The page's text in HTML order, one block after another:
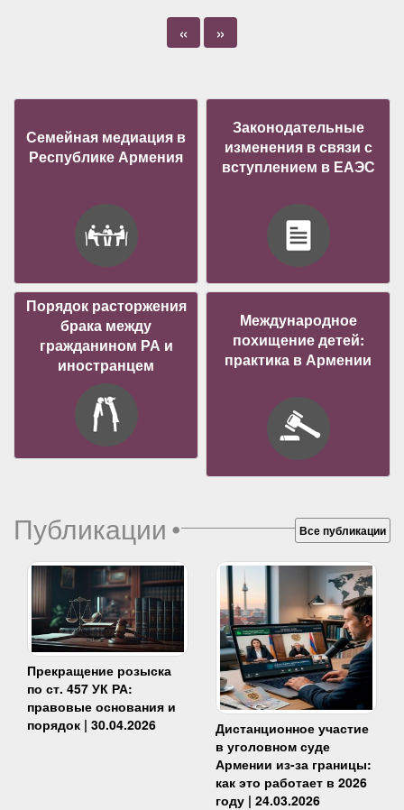
« »
Семейная медиация в
Республике Армения
Законодательные
изменения в связи с
вступлением в ЕАЭС
Порядок расторжения
брака между
гражданином РА и
иностранцем
Международное
похищение детей:
практика в Армении
Публикации• Все публикации
Прекращение розыска
по ст. 457 УК РА:
правовые основания и
порядок | 30.04.2026
Дистанционное участие
в уголовном суде
Армении из-за границы:
как это работает в 2026
году | 24.03.2026